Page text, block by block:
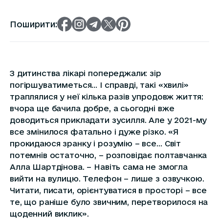
Поширити:
З дитинства лікарі попереджали: зір
погіршуватиметься… І справді, такі «хвилі»
траплялися у неї кілька разів упродовж життя:
вчора ще бачила добре, а сьогодні вже
доводиться прикладати зусилля. Але у 2021-му
все змінилося фатально і дуже різко. «Я
прокидаюся зранку і розумію – все… Світ
потемнів остаточно, – розповідає полтавчанка
Алла Шартдінова. – Навіть сама не змогла
вийти на вулицю. Телефон – лише з озвучкою.
Читати, писати, орієнтуватися в просторі – все
те, що раніше було звичним, перетворилося на
щоденний виклик».